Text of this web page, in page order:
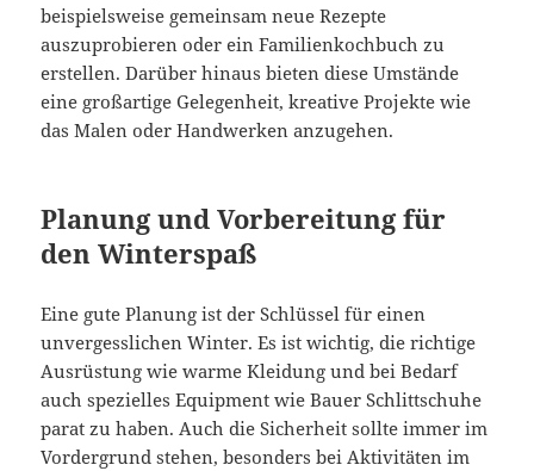
beispielsweise gemeinsam neue Rezepte
auszuprobieren oder ein Familienkochbuch zu
erstellen. Darüber hinaus bieten diese Umstände
eine großartige Gelegenheit, kreative Projekte wie
das Malen oder Handwerken anzugehen.
Planung und Vorbereitung für
den Winterspaß
Eine gute Planung ist der Schlüssel für einen
unvergesslichen Winter. Es ist wichtig, die richtige
Ausrüstung wie warme Kleidung und bei Bedarf
auch spezielles Equipment wie Bauer Schlittschuhe
parat zu haben. Auch die Sicherheit sollte immer im
Vordergrund stehen, besonders bei Aktivitäten im